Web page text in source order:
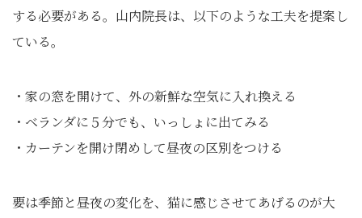
する必要がある。山内院長は、以下のような工夫を提案し
ている。
・家の窓を開けて、外の新鮮な空気に入れ換える
・ベランダに５分でも、いっしょに出てみる
・カーテンを開け閉めして昼夜の区別をつける
要は季節と昼夜の変化を、猫に感じさせてあげるのが大